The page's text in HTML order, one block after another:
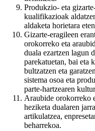
Produkzio- eta
kualifikazioak
aldaketa horietara
Gizarte-eragileen
orokorreko eta
duala ezartzen lagun
parekatuetan, bai eta
bultzatzen eta
sistema osoa eta
parte-hartzearen
Araubide orokorreko
heziketa dualaren
artikulatzea,
beharrekoa.